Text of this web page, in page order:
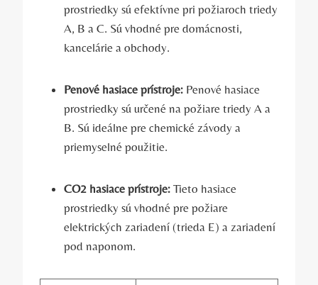
prostriedky sú efektívne pri požiaroch triedy
A, B a C. Sú vhodné pre domácnosti,
kancelárie a obchody.
Penové hasiace prístroje: Penové hasiace
prostriedky sú určené na požiare triedy A a
B. Sú ideálne pre chemické závody a
priemyselné použitie.
CO2 hasiace prístroje: Tieto hasiace
prostriedky sú vhodné pre požiare
elektrických zariadení (trieda E) a zariadení
pod naponom.